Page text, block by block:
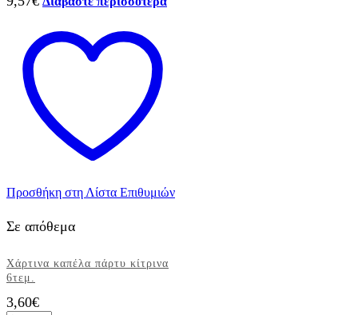
Προσθήκη στη Λίστα Επιθυμιών
Σε απόθεμα
Χάρτινα καπέλα πάρτυ κίτρινα
6τεμ.
3,60€